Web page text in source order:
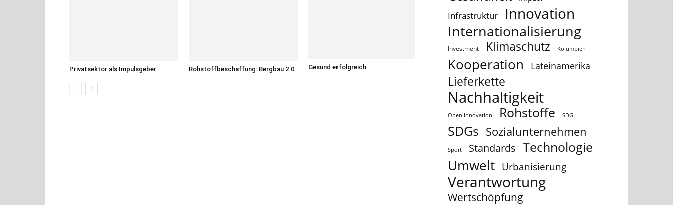
Privatsektor als Impulsgeber Rohstoffbeschaffung: Bergbau 2.0 Gesund erfolgreich
Infrastruktur Innovation
Internationalisierung
Investment Klimaschutz Kolumbien
Kooperation Lateinamerika
Lieferkette
Nachhaltigkeit
Open Innovation Rohstoffe SDG
SDGs Sozialunternehmen
Sport Standards Technologie
Umwelt Urbanisierung
Verantwortung
Wertschöpfung